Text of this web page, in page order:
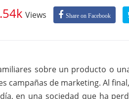
Views Share on Facebook
sobre un producto o
campañas de marketing. Al
en una sociedad que ha